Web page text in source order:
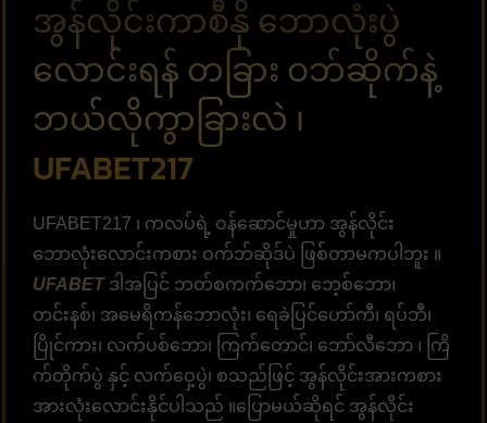
အွန်လိုင်းကာစီနို ဘောလုံးပွဲ
လောင်းရန် တခြား ဝဘ်ဆိုက်နဲ့
ဘယ်လိုကွာခြားလဲ ၊
UFABET217
UFABET217 ၊ ကလပ်ရဲ့ ဝန်ဆောင်မှုဟာ အွန်လိုင်း
ဘောလုံးလောင်းကစား ဝက်ဘ်ဆိုဒ်ပဲ ဖြစ်တာမကပါဘူး ။
UFABETဒါအပြင် ဘတ်စကက်ဘော၊ ဘေ့စ်ဘော၊
တင်းနစ်၊ အမေရိကန်ဘောလုံး၊ ရေခဲပြင်ဟော်ကီ၊ ရပ်ဘီ၊
ပြိုင်ကား၊ လက်ပစ်ဘော၊ ကြက်တောင်၊ ဘော်လီဘော ၊ ကြိ
က်တိုက်ပွဲ နှင့် လက်ဝှေ့ပွဲ၊ စသည်ဖြင့် အွန်လိုင်းအားကစား
အားလုံးလောင်းနိုင်ပါသည် ။ပြောမယ်ဆိုရင် အွန်လိုင်း